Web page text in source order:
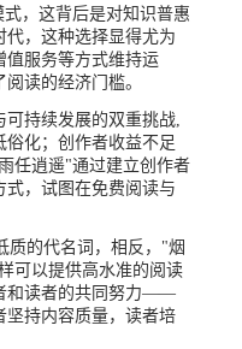
，这背后是对知识普惠
代，这种选择显得尤为
值服务等方式维持运
读的经济门槛。
持续发展的双重挑战,
化；创作者收益不足
任逍遥"通过建立创作者
，试图在免费阅读与
质的代名词，相反，"烟
可以提供高水准的阅读
和读者的共同努力——
坚持内容质量，读者培